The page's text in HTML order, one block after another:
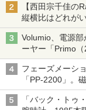
【西田宗千佳の
縦横比はどれが
「Galaxy Z Fold
Volumio、電源
ーヤー「Primo（
フェーズメーシ
「PP-2200」。
「バック・トゥ